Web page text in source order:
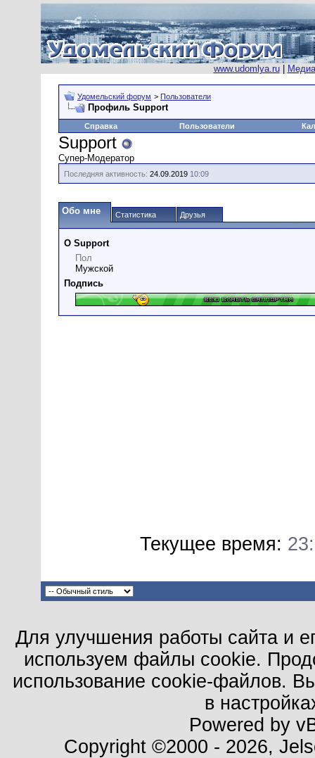
www.udomlya.ru|
Удомельский форум > Пользователи
Профиль Support
Справка Пользователи
Support
Супер-Модератор
Последняя активность: 24.09.2019 10:09
Обо мне Статистика Друзья
О Support
Пол
Мужской
Подпись
Текущее время:
Для улучшения работы сайта и
используем файлы cookie.
использование cookie-файлов.
в
Powered by
Copyright ©2000 - 2026,